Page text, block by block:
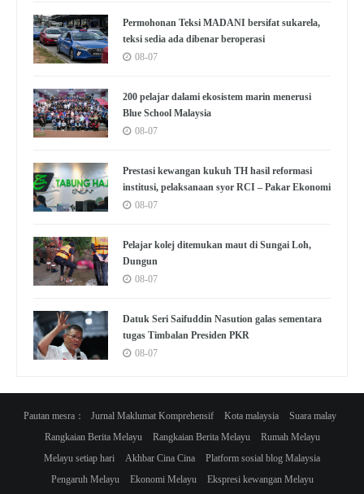
Permohonan Teksi MADANI bersifat sukarela,
teksi sedia ada dibenar beroperasi
08-07
200 pelajar dalami ekosistem marin menerusi
Blue School Malaysia
08-07
Prestasi kewangan kukuh TH hasil reformasi
institusi, pelaksanaan syor RCI – Pakar Ekonomi
08-07
Pelajar kolej ditemukan maut di Sungai Loh,
Dungun
08-07
Datuk Seri Saifuddin Nasution galas sementara
tugas Timbalan Presiden PKR
08-07
Pautan mesra： Jurnal Maklumat Komprehensif Kota malaysia
Suara malay
Rangkaian Berita Melayu
Rangkaian Berita Melayu
Rumah Melayu
Melayu setiap hari
Akhbar Cina Cina
Platform sosial blog Malaysia
Pengaruh Melayu
Ekonomi Melayu Ekspresi kewangan Melayu